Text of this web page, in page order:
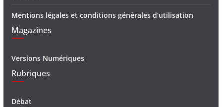
Mentions légales et conditions générales d’utilisation
Magazines
Versions Numériques
Rubriques
Débat